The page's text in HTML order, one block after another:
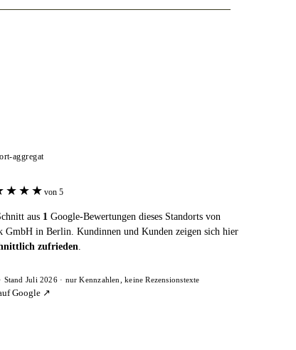
aggregat
★ ★ ★ von 5
aus 1Google-Bewertungen dieses Standorts von
GmbH in Berlin. Kundinnen und Kunden zeigen sich hier
zufrieden.
Stand Juli 2026 · nur Kennzahlen, keine Rezensionstexte
Google ↗